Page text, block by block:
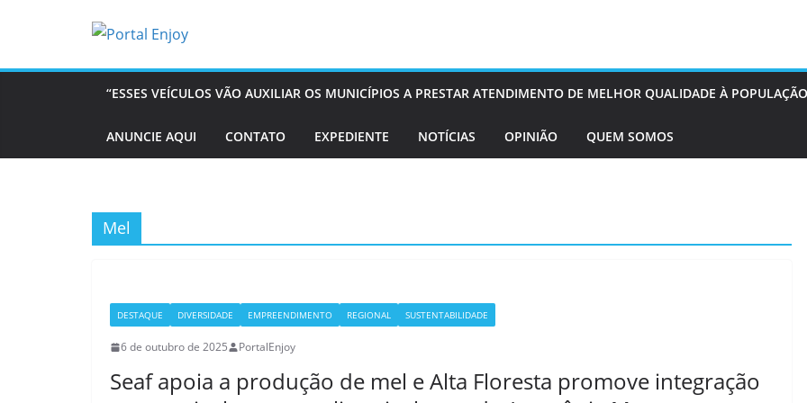
“ESSES VEÍCULOS VÃO AUXILIAR OS MUNICÍPIOS A PRESTAR ATENDIMENTO DE MELHOR QUALIDADE À
ANUNCIE AQUI CONTATO EXPEDIENTE NOTÍCIAS OPINIÃO QUEM SOMOS
Mel
DESTAQUE DIVERSIDADE EMPREENDIMENTO REGIONAL SUSTENTABILIDADE
6 de outubro de 2025 PortalEnjoy
Seaf apoia a produção de mel e Alta Floresta promove integração